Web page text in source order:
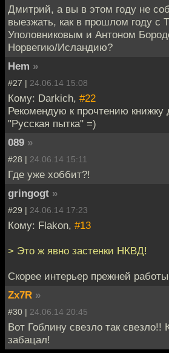
Дмитрий, а вы в этом году не
выезжать, как в прошлом году с
Уполовниковым и Антоном
Норвегию/Исландию?
Hem »
#27 | 24.06.14 15:08
Кому: Darkich, #22
Рекомендую к прочтению
"Русская пытка" =)
089 »
#28 | 24.06.14 15:11
Где уже хоббит?!
gringogt »
#29 | 24.06.14 17:23
Кому: Flakon, #13
> Это ж явно застенки НКВД!
Скорее интерьер прежней
Zx7R »
#30 | 24.06.14 20:45
Вот Гоблину свезло так свезло!!
забацал!